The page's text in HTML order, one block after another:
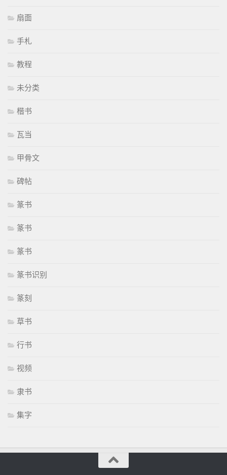
扇面
手札
教程
未分类
楷书
瓦当
甲骨文
碑帖
篆书
篆书
篆书
篆书识别
篆刻
草书
行书
视频
隶书
集字